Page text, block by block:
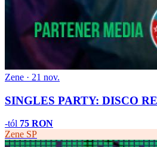
Zene · 21 nov.
SINGLES PARTY: DISCO
-tól 75 RON
Zene SP